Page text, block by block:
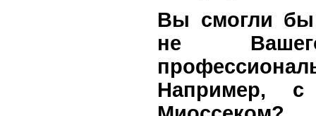
Вы смогли
не
Например,